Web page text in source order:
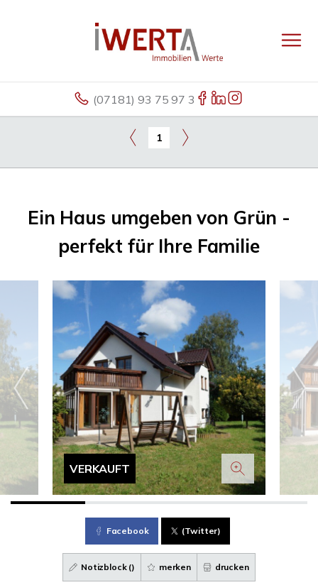
(07181) 93 75 97 3
1
Ein Haus umgeben von Grün -
perfekt für Ihre Familie
VERKAUFT
Facebook (Twitter)
Notizblock () merken drucken